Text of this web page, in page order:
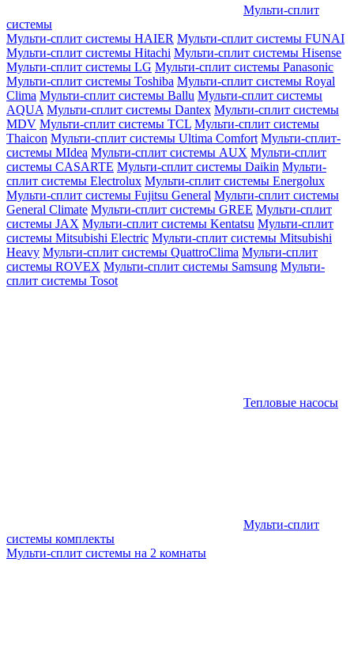
Мульти-сплит
системы
Мульти-сплит системы HAIER Мульти-сплит системы FUNAI
Мульти-сплит системы Hitachi Мульти-сплит системы Hisense
Мульти-сплит системы LG Мульти-сплит системы Panasonic
Мульти-сплит системы Toshiba Мульти-сплит системы Royal
Clima Мульти-сплит системы Ballu Мульти-сплит системы
AQUA Мульти-сплит системы Dantex Мульти-сплит системы
MDV Мульти-сплит системы TCL Мульти-сплит системы
Thaicon Мульти-сплит системы Ultima Comfort Мульти-сплит-
системы MIdea Мульти-сплит системы AUX Мульти-сплит
системы CASARTE Мульти-сплит системы Daikin Мульти-
сплит системы Electrolux Мульти-сплит системы Energolux
Мульти-сплит системы Fujitsu General Мульти-сплит системы
General Climate Мульти-сплит системы GREE Мульти-сплит
системы JAX Мульти-сплит системы Kentatsu Мульти-сплит
системы Mitsubishi Electric Мульти-сплит системы Mitsubishi
Heavy Мульти-сплит системы QuattroClima Мульти-сплит
системы ROVEX Мульти-сплит системы Samsung Мульти-
сплит системы Tosot
Тепловые насосы
Мульти-сплит
системы комплекты
Мульти-сплит системы на 2 комнаты